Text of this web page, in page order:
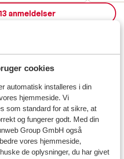
cookies
automatisk installeres i din
hjemmeside. Vi
som standard for at sikre, at
og fungerer godt. Med din
Group GmbH også
vores hjemmeside,
de oplysninger, du har givet
anmeldelser
Se på kort